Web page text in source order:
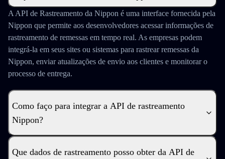
A API de Rastreamento da Nippon é uma interface fornecida pela
Nippon que permite aos desenvolvedores acessar informações de
rastreamento de remessas em tempo real. As empresas podem
integrá-la em seus sites ou sistemas para rastrear remessas da
Nippon, enviar atualizações de envio aos clientes e monitorar o
processo de entrega.
Como faço para integrar a API de rastreamento
Nippon?
Que dados de rastreamento posso obter da API de